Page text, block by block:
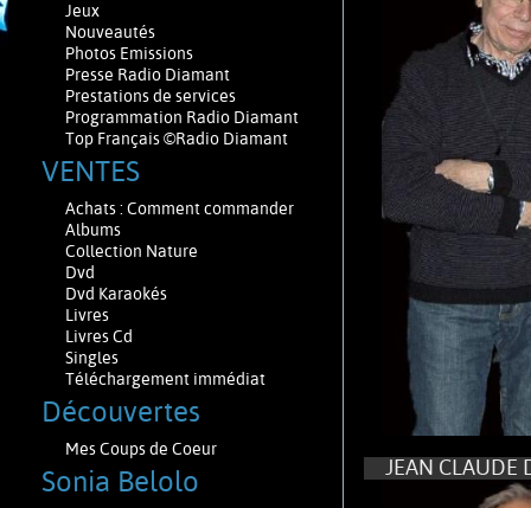
Jeux
Nouveautés
Photos Emissions
Presse Radio Diamant
Prestations de services
Programmation Radio Diamant
Top Français ©Radio Diamant
VENTES
Achats : Comment commander
Albums
Collection Nature
Dvd
Dvd Karaokés
Livres
Livres Cd
Singles
Téléchargement immédiat
Découvertes
Mes Coups de Coeur
Sonia Belolo JEAN CLAUDE